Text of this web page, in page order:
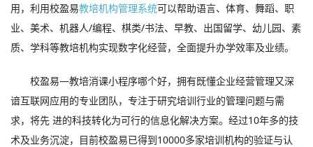
用，利用校盈易教培机构管理系统可以帮助语言、体育、舞蹈、职
业、美术、机器人/编程、棋类/书法、早教、出国留学、幼儿园、素
质、学科等教培机构实现数字化经营，全面提升办学效率及业绩。
校盈易—教培消课小程序哪个好，拥有既懂企业经营管理又深
谙互联网应用的专业团队，专注于研究培训行业的管理问题与需
求，将先 进的科技转化为可行的信息化解决方案。经过10年多的技
术及业务沉淀，目前校盈易已得到10000多家培训机构的验证与认